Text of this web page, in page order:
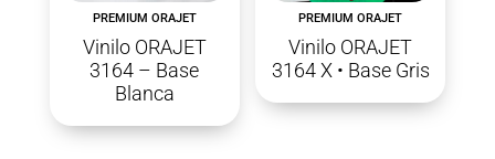
PREMIUM ORAJET
Vinilo ORAJET
3164 – Base
Blanca
PREMIUM ORAJET
Vinilo ORAJET
3164 X • Base Gris